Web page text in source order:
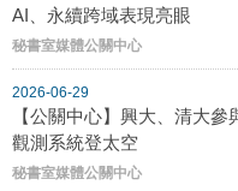
AI、永續跨域表現亮眼
秘書室媒體公關中心
2026-06-29
【公關中心】興大、清大
觀測系統登太空
秘書室媒體公關中心